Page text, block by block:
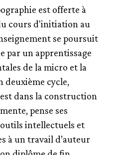
est offerte à
cours d'initiation au
se poursuit
par un apprentissage
de la micro et la
deuxième cycle,
dans la construction
pense ses
intellectuels et
à un travail d’auteur